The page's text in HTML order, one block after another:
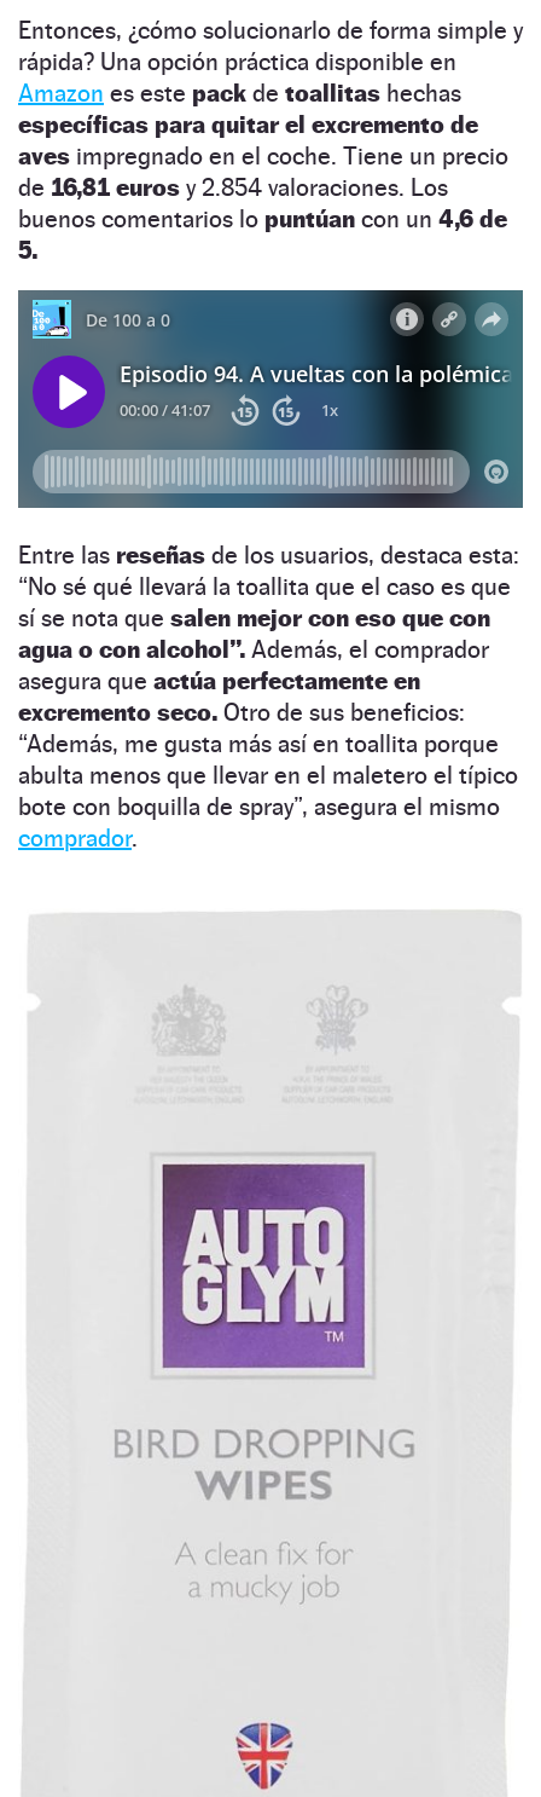
Entonces, ¿cómo solucionarlo de forma simple y
rápida? Una opción práctica disponible en
Amazon es este pack de toallitas hechas
específicas para quitar el excremento de
aves impregnado en el coche. Tiene un precio
de 16,81 euros y 2.854 valoraciones. Los
buenos comentarios lo puntúan con un 4,6 de
5.
Entre las reseñas de los usuarios, destaca esta:
“No sé qué llevará la toallita que el caso es que
sí se nota que salen mejor con eso que con
agua o con alcohol”. Además, el comprador
asegura que actúa perfectamente en
excremento seco. Otro de sus beneficios:
“Además, me gusta más así en toallita porque
abulta menos que llevar en el maletero el típico
bote con boquilla de spray”, asegura el mismo
comprador.